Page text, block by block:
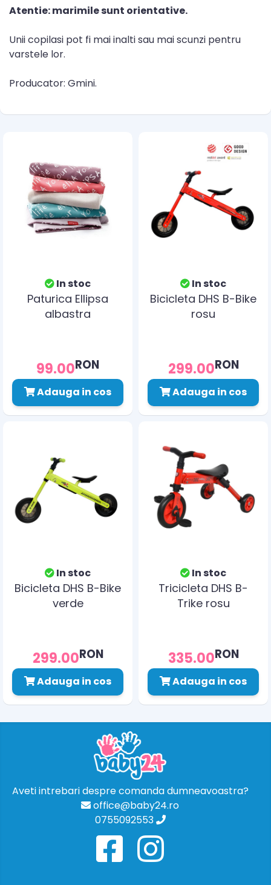
Atentie: marimile sunt orientative.
Unii copilasi pot fi mai inalti sau mai scunzi pentru
varstele lor.
Producator: Gmini.
In stoc
Paturica Ellipsa
albastra
99.00RON
Adauga in cos
In stoc
Bicicleta DHS B-Bike
rosu
299.00RON
Adauga in cos
In stoc
Bicicleta DHS B-Bike
verde
299.00RON
Adauga in cos
In stoc
Tricicleta DHS B-
Trike rosu
335.00RON
Adauga in cos
Aveti intrebari despre comanda dumneavoastra?
office@baby24.ro
0755092553